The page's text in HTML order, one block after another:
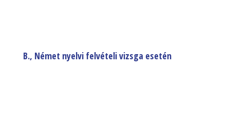
B., Német nyelvi felvételi vizsga esetén